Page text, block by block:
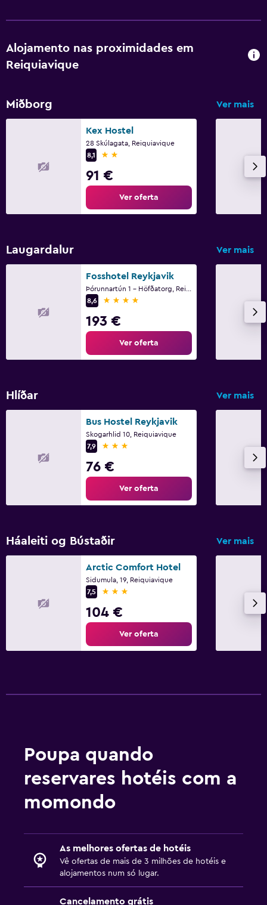
Alojamento nas proximidades em
Reiquiavique
Miðborg Ver mais
Kex Hostel
28 Skúlagata, Reiquiavique
8,1
2 estrelas
91 €
Ver oferta
Laugardalur Ver mais
Fosshotel Reykjavik
8,6
4 estrelas
193 €
Ver oferta
Hlíðar Ver mais
Bus Hostel Reykjavik
Skogarhlid 10, Reiquiavique
7,9
3 estrelas
76 €
Ver oferta
Háaleiti og Bústaðir Ver mais
Arctic Comfort Hotel
Sidumula, 19, Reiquiavique
7,5
3 estrelas
104 €
Ver oferta
Poupa quando
reservares hotéis com a
momondo
As melhores ofertas de hotéis
Vê ofertas de mais de 3 milhões de hotéis e
alojamentos num só lugar.
Cancelamento grátis